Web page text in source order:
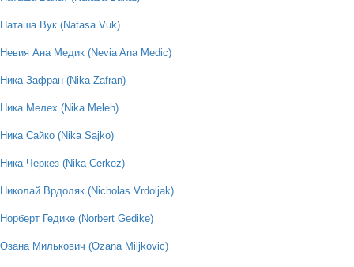
Наташа Вук (Natasa Vuk)
Невия Ана Медик (Nevia Ana Medic)
Ника Зафран (Nika Zafran)
Ника Мелех (Nika Meleh)
Ника Сайко (Nika Sajko)
Ника Черкез (Nika Cerkez)
Николай Врдоляк (Nicholas Vrdoljak)
Норберт Гедике (Norbert Gedike)
Озана Милькович (Ozana Miljkovic)